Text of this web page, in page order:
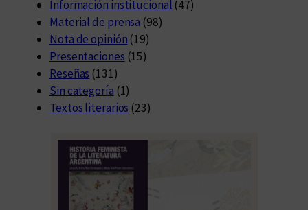
s
i
b
l
e
s
Información institucional (47)
Material de prensa (98)
Nota de opinión (19)
Presentaciones (15)
Reseñas (131)
Sin categoría (1)
Textos literarios (23)